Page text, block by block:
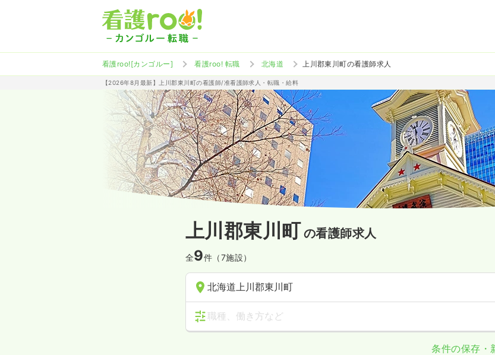
看護roo![カンゴルー] 看護roo! 転職 北海道 上川郡東川町の看護師求人
【2026年8月最新】上川郡東川町の看護師/准看護師求人・転職・給料
上川郡東川町の看護師求人
全9件（7施設）
北海道上川郡東川町
職種、働き方など
条件の保存・